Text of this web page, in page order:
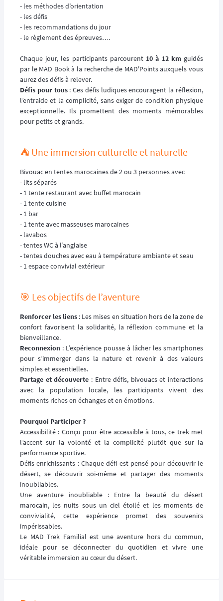
- les méthodes d’orientation
- les défis
- les recommandations du jour
- le règlement des épreuves….
Chaque jour, les participants parcourent 10 à 12 kmguidés
par le MAD Book à la recherche de MAD'Points auxquels vous
aurez des défis à relever.
Défis pour tous: Ces défis ludiques encouragent la réflexion,
l’entraide et la complicité, sans exiger de condition physique
exceptionnelle. Ils promettent des moments mémorables
pour petits et grands.
⛺️ Une immersion culturelle et naturelle
Bivouac en tentes marocaines de 2 ou 3 personnes avec
- lits séparés
- 1 tente restaurant avec buffet marocain
- 1 tente cuisine
- 1 bar
- 1 tente avec masseuses marocaines
- lavabos
- tentes WC à l’anglaise
- tentes douches avec eau à température ambiante et seau
- 1 espace convivial extérieur
🎯 Les objectifs de l’aventure
Renforcer les liens : Les mises en situation hors de la zone de
confort favorisent la solidarité, la réflexion commune et la
bienveillance.
Reconnexion : L’expérience pousse à lâcher les smartphones
pour s’immerger dans la nature et revenir à des valeurs
simples et essentielles.
Partage et découverte : Entre défis, bivouacs et interactions
avec la population locale, les participants vivent des
moments riches en échanges et en émotions.
Pourquoi Participer ?
Accessibilité : Conçu pour être accessible à tous, ce trek met
l’accent sur la volonté et la complicité plutôt que sur la
performance sportive.
Défis enrichissants : Chaque défi est pensé pour découvrir le
désert, se découvrir soi-même et partager des moments
inoubliables.
Une aventure inoubliable : Entre la beauté du désert
marocain, les nuits sous un ciel étoilé et les moments de
convivialité, cette expérience promet des souvenirs
impérissables.
Le MAD Trek Familial est une aventure hors du commun,
idéale pour se déconnecter du quotidien et vivre une
véritable immersion au cœur du désert.